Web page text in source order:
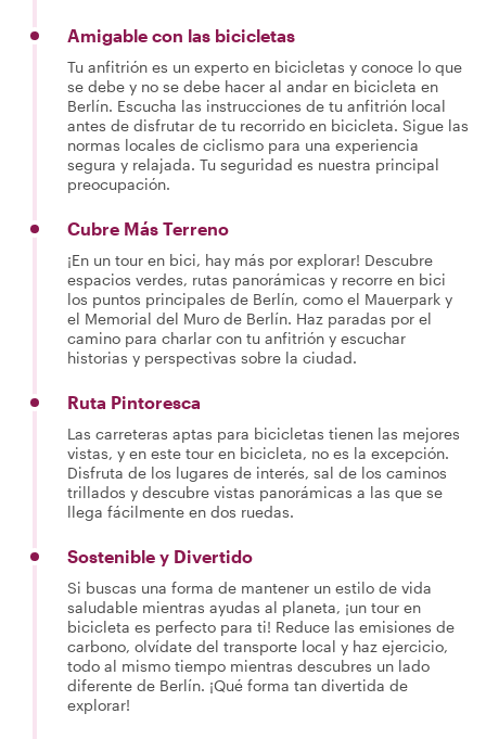
Amigable con las bicicletas
Tu anfitrión es un experto en bicicletas y conoce lo que
se debe y no se debe hacer al andar en bicicleta en
Berlín. Escucha las instrucciones de tu anfitrión local
antes de disfrutar de tu recorrido en bicicleta. Sigue las
normas locales de ciclismo para una experiencia
segura y relajada. Tu seguridad es nuestra principal
preocupación.
Cubre Más Terreno
¡En un tour en bici, hay más por explorar! Descubre
espacios verdes, rutas panorámicas y recorre en bici
los puntos principales de Berlín, como el Mauerpark y
el Memorial del Muro de Berlín. Haz paradas por el
camino para charlar con tu anfitrión y escuchar
historias y perspectivas sobre la ciudad.
Ruta Pintoresca
Las carreteras aptas para bicicletas tienen las mejores
vistas, y en este tour en bicicleta, no es la excepción.
Disfruta de los lugares de interés, sal de los caminos
trillados y descubre vistas panorámicas a las que se
llega fácilmente en dos ruedas.
Sostenible y Divertido
Si buscas una forma de mantener un estilo de vida
saludable mientras ayudas al planeta, ¡un tour en
bicicleta es perfecto para ti! Reduce las emisiones de
carbono, olvídate del transporte local y haz ejercicio,
todo al mismo tiempo mientras descubres un lado
diferente de Berlín. ¡Qué forma tan divertida de
explorar!